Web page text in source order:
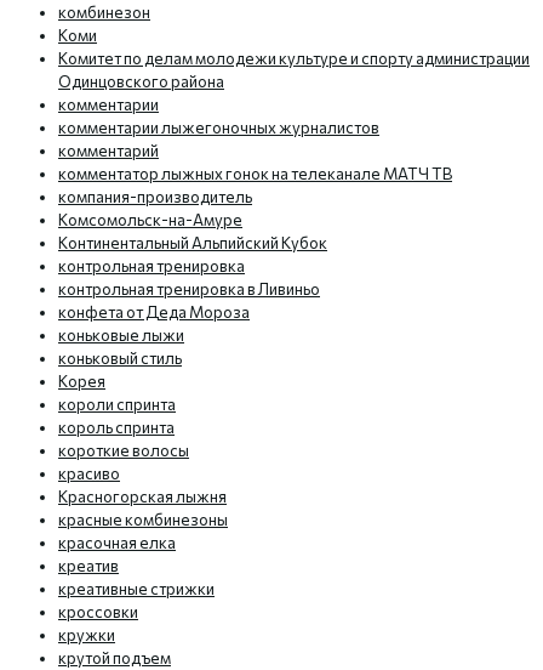
комбинезон
Коми
Комитет по делам молодежи культуре и спорту администрации
Одинцовского района
комментарии
комментарии лыжегоночных журналистов
комментарий
комментатор лыжных гонок на телеканале МАТЧ ТВ
компания-производитель
Комсомольск-на-Амуре
Континентальный Альпийский Кубок
контрольная тренировка
контрольная тренировка в Ливиньо
конфета от Деда Мороза
коньковые лыжи
коньковый стиль
Корея
короли спринта
король спринта
короткие волосы
красиво
Красногорская лыжня
красные комбинезоны
красочная елка
креатив
креативные стрижки
кроссовки
кружки
крутой подъем